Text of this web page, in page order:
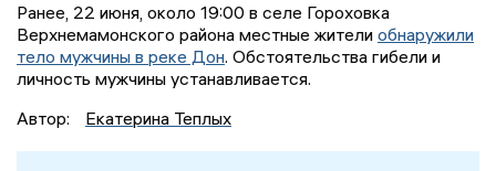
Ранее, 22 июня, около 19:00 в селе Гороховка
Верхнемамонского района местные жители обнаружили
тело мужчины в реке Дон. Обстоятельства гибели и
личность мужчины устанавливается.
Автор:
Екатерина Теплых